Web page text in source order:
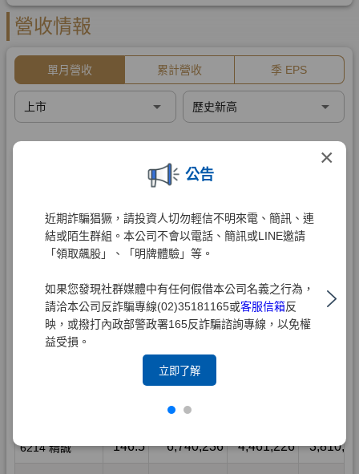
×
公告
近期詐騙猖獗，請投資人切勿輕信不明來電、簡訊、連
結或陌生群組。本公司不會以電話、簡訊或LINE邀請
「領取飆股」、「明牌體驗」等。
如果您發現社群媒體中有任何假借本公司名義之行為，
請洽本公司反詐騙專線(02)35181165或客服信箱反
映，或撥打內政部警政署165反詐騙諮詢專線，以免權
益受損。
立即了解